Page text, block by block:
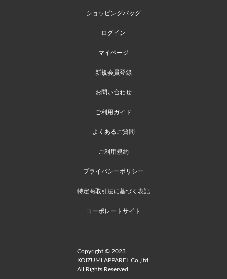
ショッピングバッグ
ログイン
マイページ
新規会員登録
お問い合わせ
ご利用ガイド
よくあるご質問
ご利用規約
プライバシーポリシー
特定商取引法に基づく表記
コーポレートサイト
Copyright © 2023
KOIZUMI APPAREL Co.,ltd.
All Rights Reserved.